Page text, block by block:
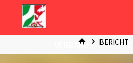
VERBAND STARTBERICHT